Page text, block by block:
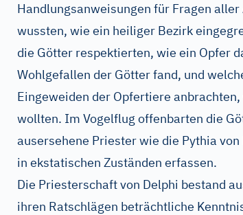
Handlungsanweisungen für Fragen
wussten, wie ein heiliger Bezirk
die Götter respektierten, wie ein Opfer
Wohlgefallen der Götter fand, und
Eingeweiden der Opfertiere
wollten. Im Vogelflug offenbarten die
ausersehene Priester wie die Pythia
in ekstatischen Zuständen erfassen.
Die Priesterschaft von Delphi bestand
ihren Ratschlägen beträchtliche